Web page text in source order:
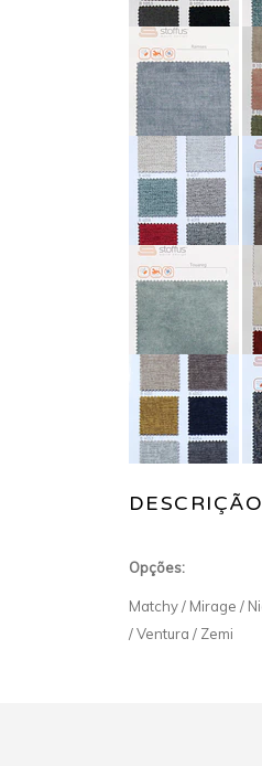
DESCRIÇÃO
Opções:
Matchy / Mirage /
/ Ventura / Zemi